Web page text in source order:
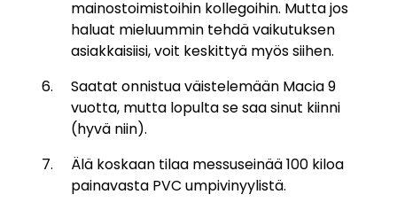
mainostoimistoihin kollegoihin. Mutta jos
haluat mieluummin tehdä vaikutuksen
asiakkaisiisi, voit keskittyä myös siihen.
Saatat onnistua väistelemään Macia 9
vuotta, mutta lopulta se saa sinut kiinni
(hyvä niin).
Älä koskaan tilaa messuseinää 100 kiloa
painavasta PVC umpivinyylistä.